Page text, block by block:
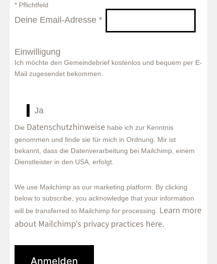
* Pflichtfeld
Deine Email-Adresse *
Einwilligung
Ich möchte den Gemeindebrief kostenlos und bequem per E-
Mail zugesendet bekommen.
Ja
Die Datenschutzhinweise habe ich zur Kenntnis
genommen und finde sie für mich in Ordnung. Mir ist
bekannt, dass die Datenverarbeitung bei Mailchimp, einem
Dienstleister in den USA, erfolgt.
We use Mailchimp as our marketing platform. By clicking
below to subscribe, you acknowledge that your information
will be transferred to Mailchimp for processing. Learn more
about Mailchimp's privacy practices here.